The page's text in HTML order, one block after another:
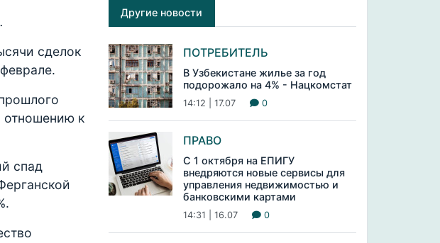
сделок
отношению к
спад
Другие новости
ПОТРЕБИТЕЛЬ
В Узбекистане жилье за год
подорожало на 4% - Нацкомстат
14:12 | 17.07 0
ПРАВО
С 1 октября на ЕПИГУ
внедряются новые сервисы для
управления недвижимостью и
банковскими картами
14:31 | 16.07 0